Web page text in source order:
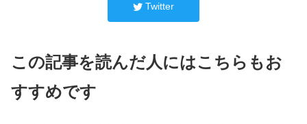
Twitter
この記事を読んだ人にはこちらもお
すすめです